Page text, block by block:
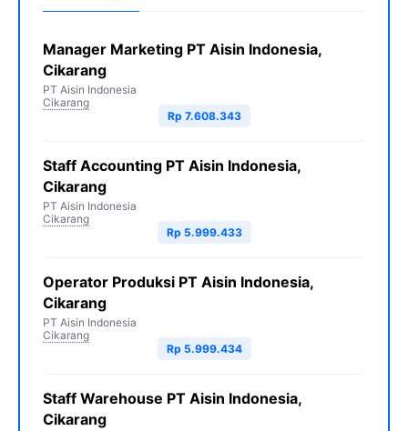
Manager Marketing PT Aisin Indonesia,
Cikarang
PT Aisin Indonesia
Cikarang
Rp 7.608.343
Staff Accounting PT Aisin Indonesia,
Cikarang
PT Aisin Indonesia
Cikarang
Rp 5.999.433
Operator Produksi PT Aisin Indonesia,
Cikarang
PT Aisin Indonesia
Cikarang
Rp 5.999.434
Staff Warehouse PT Aisin Indonesia,
Cikarang